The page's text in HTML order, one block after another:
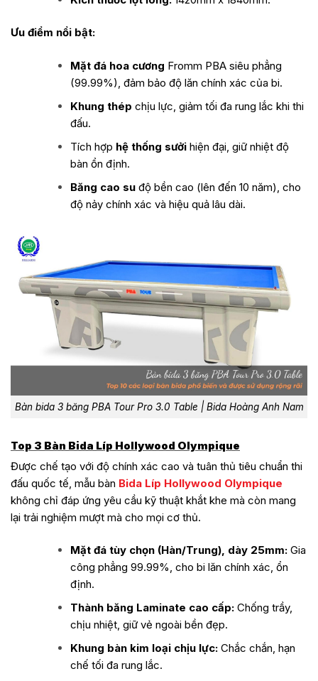
Ưu điểm nổi bật:
Mặt đá hoa cương Fromm PBA siêu phẳng
(99.99%), đảm bảo độ lăn chính xác của bi.
Khung thép chịu lực, giảm tối đa rung lắc khi thi
đấu.
Tích hợp hệ thống sưởi hiện đại, giữ nhiệt độ
bàn ổn định.
Băng cao su độ bền cao (lên đến 10 năm), cho
độ nảy chính xác và hiệu quả lâu dài.
Bàn bida 3 băng PBA Tour Pro 3.0 Table | Bida Hoàng Anh Nam
Top 3 Bàn Bida Líp Hollywood Olympique
Được chế tạo với độ chính xác cao và tuân thủ tiêu chuẩn thi
đấu quốc tế, mẫu bàn Bida Líp Hollywood Olympique
không chỉ đáp ứng yêu cầu kỹ thuật khắt khe mà còn mang
lại trải nghiệm mượt mà cho mọi cơ thủ.
Mặt đá tùy chọn (Hàn/Trung), dày 25mm: Gia
công phẳng 99.99%, cho bi lăn chính xác, ổn
định.
Thành băng Laminate cao cấp: Chống trầy,
chịu nhiệt, giữ vẻ ngoài bền đẹp.
Khung bàn kim loại chịu lực: Chắc chắn, hạn
chế tối đa rung lắc.